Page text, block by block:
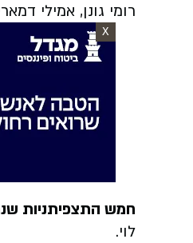
רומי גונן, אמילי
X
חמש התצפיתניות
לוי.